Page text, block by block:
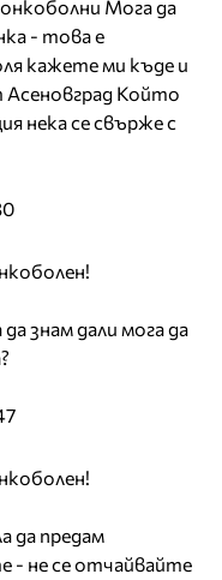
Мога да
- това е
кажете ми къде и
Асеновград Който
нека се свърже с
знам дали мога да
да предам
- не се отчайвайте